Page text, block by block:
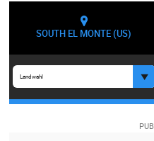
SOUTH EL MONTE (US)
Landwahl